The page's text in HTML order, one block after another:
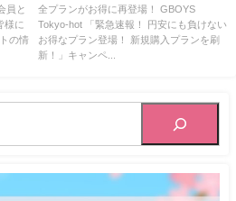
員と
様に
の情
の新プラン爆誕！ ※ 攻略法つ
きです！
全プランがお得に再登場！ GBOYS
Tokyo-hot 「緊急速報！ 円安にも負けない
お得なプラン登場！ 新規購入プランを刷
新！」キャンペ...